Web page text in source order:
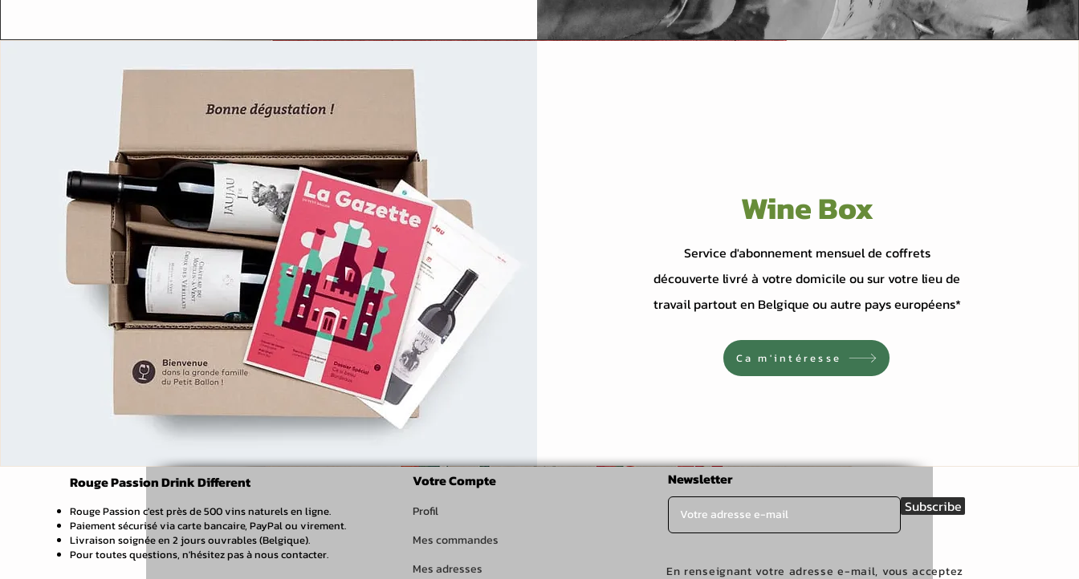
Wine Box
Service d'abonnement mensuel de coffrets
découverte livré à votre domicile ou sur votre lieu de
travail partout en Belgique ou autre pays européens*
Ca m'intéresse
Rouge Passion Drink Different
Rouge Passion c'est près de 500 vins naturels en ligne.
Paiement sécurisé via carte bancaire, PayPal ou virement.
Livraison soignée en 2 jours ouvrables (Belgique).
Pour toutes questions, n'hésitez pas à nous contacter.
Profil
Mes commandes
Mes adresses
Newsletter
Subscribe
En renseignant votre adresse e-mail, vous acceptez
Votre Compte